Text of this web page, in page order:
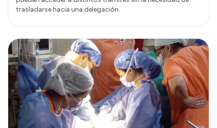
trasladarse hacia una delegación.